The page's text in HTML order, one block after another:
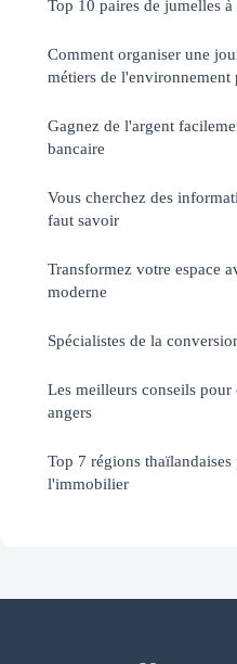
Top 10 paires de jumelles
Comment organiser une
métiers de l'environnement
Gagnez de l'argent
bancaire
Vous cherchez des
faut savoir
Transformez votre espace
moderne
Spécialistes de la
Les meilleurs conseils
angers
Top 7 régions
l'immobilier